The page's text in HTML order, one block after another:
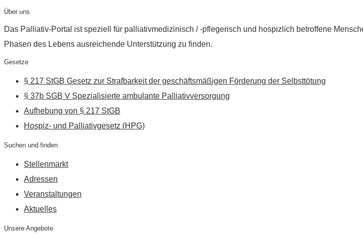
Über uns
Das Palliativ-Portal ist speziell für palliativmedizinisch / -pflegerisch und hospizlich betroffene
Phasen des Lebens ausreichende Unterstützung zu finden.
Gesetze
§ 217 StGB Gesetz zur Strafbarkeit der geschäftsmäßigen Förderung der Selbsttötung
§ 37b SGB V Spezialisierte ambulante Palliativversorgung
Aufhebung von § 217 StGB
Hospiz- und Palliativgesetz (HPG)
Suchen und finden
Stellenmarkt
Adressen
Veranstaltungen
Aktuelles
Unsere Angebote